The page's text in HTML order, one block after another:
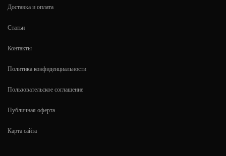
Доставка и оплата
Статьи
Контакты
Политика конфиденциальности
Пользовательское соглашение
Публичная оферта
Карта сайта